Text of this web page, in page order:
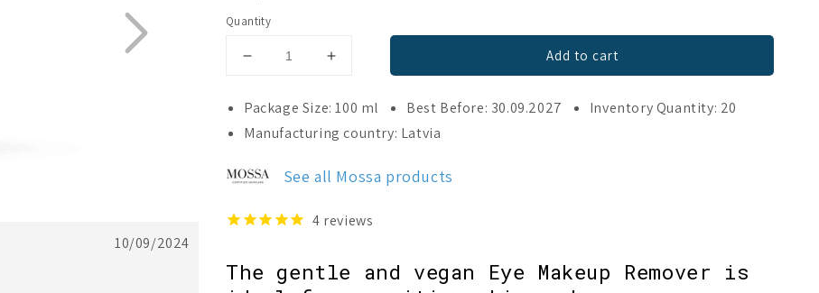
10/09/2024
Quantity
Decrease
for
Mossa
Juicy
Eye
Remover
Increase
for
Juicy
Eye
Remover
Add to cart
Package Size: 100 ml Best Before: 30.09.2027
Inventory Quantity: 20
Manufacturing country: Latvia
See all Mossa products
4 reviews
The gentle and vegan Eye Makeup Remover is